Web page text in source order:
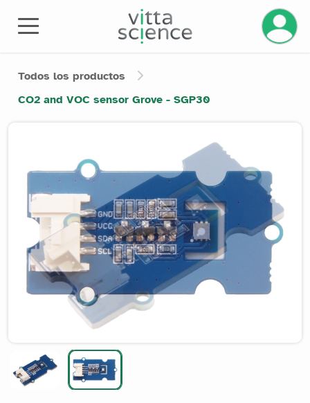
Todos los productos
CO2 and VOC sensor Grove - SGP30